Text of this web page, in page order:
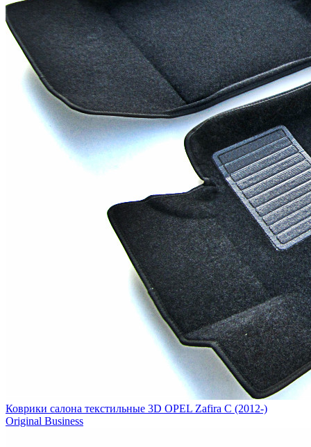
Коврики салона текстильные 3D OPEL Zafira C (2012-)
Original Business